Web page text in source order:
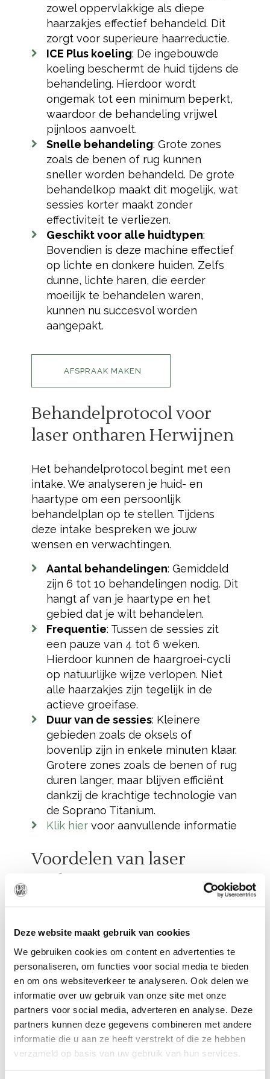
Deze website maakt gebruik van cookies
We gebruiken cookies om content en advertenties te
personaliseren, om functies voor social media te bieden
en om ons websiteverkeer te analyseren. Ook delen we
informatie over uw gebruik van onze site met onze
partners voor social media, adverteren en analyse. Deze
partners kunnen deze gegevens combineren met andere
informatie die u aan ze heeft verstrekt of die ze hebben
verzameld op basis van uw gebruik van hun services.
zowel oppervlakkige als diepe
haarzakjes effectief behandeld. Dit
zorgt voor superieure haarreductie.
ICE Plus koeling: De ingebouwde
koeling beschermt de huid tijdens de
behandeling. Hierdoor wordt
ongemak tot een minimum beperkt,
waardoor de behandeling vrijwel
pijnloos aanvoelt.
Snelle behandeling: Grote zones
zoals de benen of rug kunnen
sneller worden behandeld. De grote
behandelkop maakt dit mogelijk, wat
sessies korter maakt zonder
effectiviteit te verliezen.
Geschikt voor alle huidtypen:
Bovendien is deze machine effectief
op lichte en donkere huiden. Zelfs
dunne, lichte haren, die eerder
moeilijk te behandelen waren,
kunnen nu succesvol worden
aangepakt.
AFSPRAAK MAKEN
Behandelprotocol voor
laser ontharen Herwijnen
Het behandelprotocol begint met een
intake. We analyseren je huid- en
haartype om een persoonlijk
behandelplan op te stellen. Tijdens
deze intake bespreken we jouw
wensen en verwachtingen.
Aantal behandelingen: Gemiddeld
zijn 6 tot 10 behandelingen nodig. Dit
hangt af van je haartype en het
gebied dat je wilt behandelen.
Frequentie: Tussen de sessies zit
een pauze van 4 tot 6 weken.
Hierdoor kunnen de haargroei-cycli
op natuurlijke wijze verlopen. Niet
alle haarzakjes zijn tegelijk in de
actieve groeifase.
Duur van de sessies: Kleinere
gebieden zoals de oksels of
bovenlip zijn in enkele minuten klaar.
Grotere zones zoals de benen of rug
duren langer, maar blijven efficiënt
dankzij de krachtige technologie van
de Soprano Titanium.
Klik hiervoor aanvullende informatie
Voordelen van laser
ontharen Herwijnen met
de Soprano Titanium
Laser ontharen met deSoprano
Titanium Special Editionbiedt
verschillende voordelen. Deze maken
het een uitstekende keuze voor
ontharing:
Vrijwel pijnloos: Dankzij de
innovatieve ICE Plus koeling voelt de
behandeling comfortabel aan. Dit is